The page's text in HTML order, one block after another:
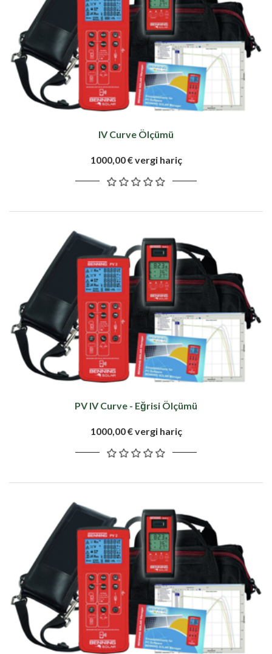
IV Curve Ölçümü
1000,00 € vergi hariç
PV IV Curve - Eğrisi Ölçümü
1000,00 € vergi hariç